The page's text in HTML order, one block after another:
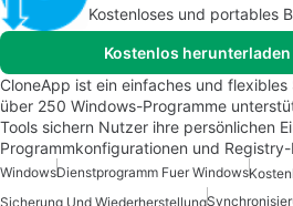
Kostenloses und portables
Kostenlos
CloneApp ist ein einfaches und
über 250 Windows-Programme
Tools sichern Nutzer ihre persönlichen
Programmkonfigurationen und
WindowsDienstprogramm Fuer Windows
Sicherung Und Wiederherstellung